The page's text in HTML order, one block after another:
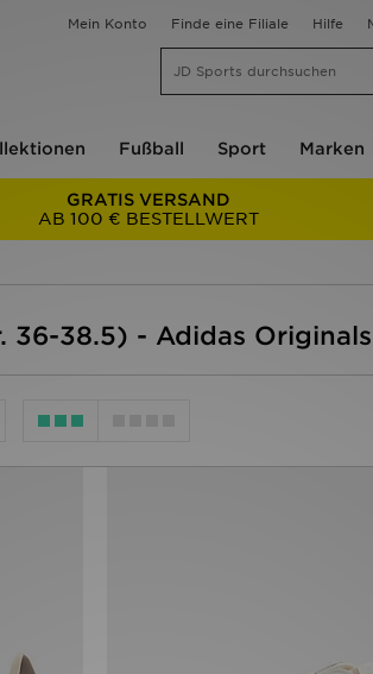
Mein Konto Finde eine Filiale Hilfe
Fußball Sport Marken
GRATIS VERSAND
AB 100 € BESTELLWERT
36-38.5) - Adidas